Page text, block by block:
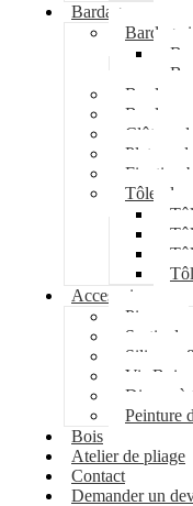
Bardage
Bardage
Bardage
Bardage
Clôture
Plateau
Fixation
Tôle plane
Accessoires
Pipeco
Sortie de
Silicone
Vis Bois
Disque à
Peinture
Bois
Atelier de pliage
Contact
Demander un